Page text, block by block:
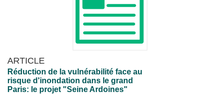
ARTICLE
Réduction de la vulnérabilité face au
risque d'inondation dans le grand
Paris: le projet "Seine Ardoines"